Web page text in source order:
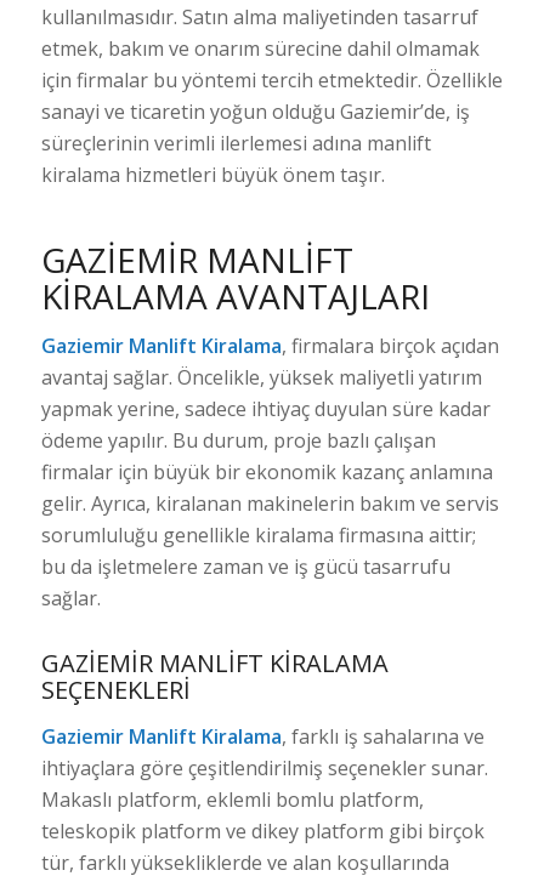
kullanılmasıdır. Satın alma maliyetinden tasarruf
etmek, bakım ve onarım sürecine dahil olmamak
için firmalar bu yöntemi tercih etmektedir. Özellikle
sanayi ve ticaretin yoğun olduğu Gaziemir’de, iş
süreçlerinin verimli ilerlemesi adına manlift
kiralama hizmetleri büyük önem taşır.
GAZIEMIR MANLIFT
KIRALAMA AVANTAJLARI
Gaziemir Manlift Kiralama, firmalara birçok açıdan
avantaj sağlar. Öncelikle, yüksek maliyetli yatırım
yapmak yerine, sadece ihtiyaç duyulan süre kadar
ödeme yapılır. Bu durum, proje bazlı çalışan
firmalar için büyük bir ekonomik kazanç anlamına
gelir. Ayrıca, kiralanan makinelerin bakım ve servis
sorumluluğu genellikle kiralama firmasına aittir;
bu da işletmelere zaman ve iş gücü tasarrufu
sağlar.
GAZIEMIR MANLIFT KIRALAMA
SEÇENEKLERI
Gaziemir Manlift Kiralama, farklı iş sahalarına ve
ihtiyaçlara göre çeşitlendirilmiş seçenekler sunar.
Makaslı platform, eklemli bomlu platform,
teleskopik platform ve dikey platform gibi birçok
tür, farklı yüksekliklerde ve alan koşullarında